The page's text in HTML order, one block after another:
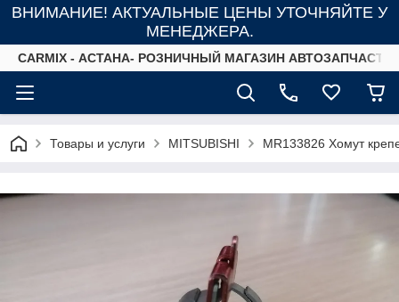
ВНИМАНИЕ! АКТУАЛЬНЫЕ ЦЕНЫ УТОЧНЯЙТЕ У
МЕНЕДЖЕРА.
СARMIX - АСТАНА- РОЗНИЧНЫЙ МАГАЗИН
Товары и услуги MITSUBISHI MR133826 Хомут